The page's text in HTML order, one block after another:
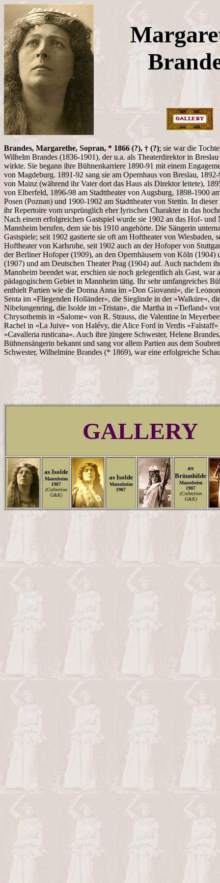
Brandes, Margarethe, Sopran, * 1866 (?), † (?); sie war die
Wilhelm Brandes (1836-1901), der u.a. als Theaterdirektor in
wirkte. Sie begann ihre Bühnenkarriere 1890-91 mit einem
von Magdeburg. 1891-92 sang sie am Opernhaus von Breslau, 1892-
von Mainz (während ihr Vater dort das Haus als Direktor leitete),
von Elberfeld, 1896-98 am Stadttheater von Augsburg, 1898-1900
Posen (Poznan) und 1900-1902 am Stadttheater von Stettin. In
ihr Repertoire vom ursprünglich eher lyrischen Charakter in das
Nach einem erfolgreichen Gastspiel wurde sie 1902 an das Hof- und
Mannheim berufen, dem sie bis 1910 angehörte. Die Sängerin
Gastspiele; seit 1902 gastierte sie oft am Hoftheater von Wiesbaden,
Hoftheater von Karlsruhe, seit 1902 auch an der Hofoper von
der Berliner Hofoper (1909), an den Opernhäusern von Köln (1904)
(1907) und am Deutschen Theater Prag (1904) auf. Auch nachdem
Mannheim beendet war, erschien sie noch gelegentlich als Gast, war
pädagogischem Gebiet in Mannheim tätig. Ihr sehr umfangreiches
enthielt Partien wie die Donna Anna im »Don Giovanni«, die
Senta im »Fliegenden Holländer«, die Sieglinde in der »Walküre«,
Nibelungenring, die Isolde im »Tristan«, die Martha in »Tiefland«
Chrysothemis in »Salome« von R. Strauss, die Valentine in
Rachel in »La Juive« von Halévy, die Alice Ford in Verdis »Falstaff«
»Cavalleria rusticana«. Auch ihre jüngere Schwester, Helene
Bühnensängerin bekannt und sang vor allem Partien aus dem
Schwester, Wilhelmine Brandes (* 1869), war eine erfolgreiche
GALLERY
as Isolde
Mannheim
1907
(Collection
G&K)
as Isolde
Mannheim
1907
as
Brünnhilde
Mannheim
1907
(Collection
G&K)